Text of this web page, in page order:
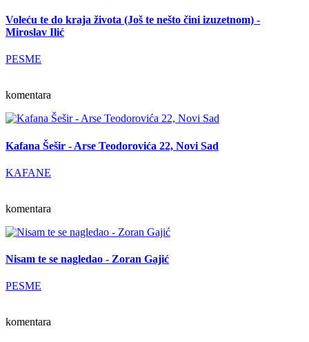
Voleću te do kraja života (Još te nešto čini izuzetnom) -
Miroslav Ilić
PESME
komentara
Kafana Šešir - Arse Teodorovića 22, Novi Sad
KAFANE
komentara
Nisam te se nagledao - Zoran Gajić
PESME
komentara